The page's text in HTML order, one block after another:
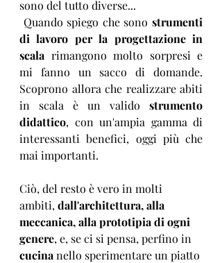
sono del tutto diverse...
Quando spiego che sono strumenti
di lavoro per la progettazione in
scala rimangono molto sorpresi e
mi fanno un sacco di domande.
Scoprono allora che realizzare abiti
in scala è un valido strumento
didattico, con un'ampia gamma di
interessanti benefici, oggi più che
mai importanti.
Ciò, del resto è vero in molti
ambiti, dall'architettura, alla
meccanica, alla prototipia di ogni
genere, e, se ci si pensa, perfino in
cucina nello sperimentare un piatto